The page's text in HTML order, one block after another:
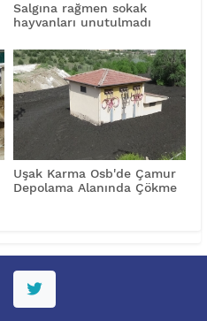
Salgına rağmen sokak
hayvanları unutulmadı
Uşak Karma Osb'de Çamur
Depolama Alanında Çökme